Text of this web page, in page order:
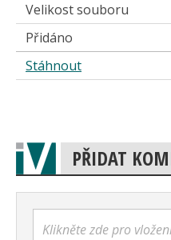
Velikost souboru
Přidáno
Stáhnout
PŘIDAT
Klikněte zde pro